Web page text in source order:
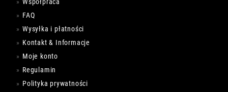
Współpraca
FAQ
Wysyłka i płatności
Kontakt & Informacje
Moje konto
Regulamin
Polityka prywatności